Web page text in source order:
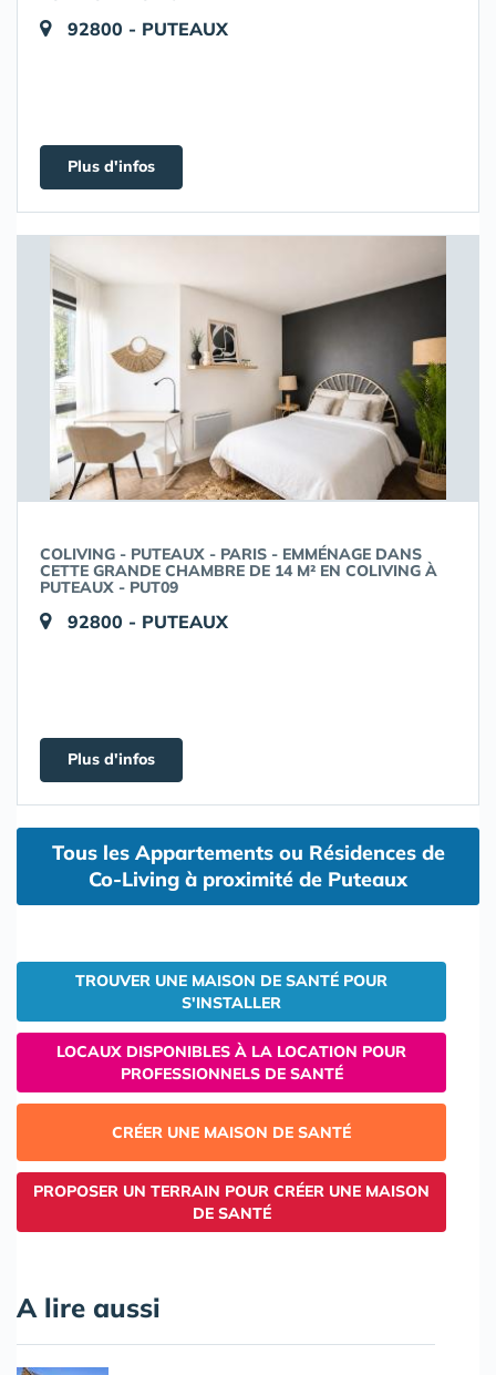
92800 - PUTEAUX
Plus d'infos
COLIVING - PUTEAUX - PARIS - EMMÉNAGE DANS
CETTE GRANDE CHAMBRE DE 14 M² EN COLIVING À
PUTEAUX - PUT09
92800 - PUTEAUX
Plus d'infos
Tous les Appartements ou Résidences de
Co-Living à proximité de Puteaux
TROUVER UNE MAISON DE SANTÉ POUR
S'INSTALLER
LOCAUX DISPONIBLES À LA LOCATION POUR
PROFESSIONNELS DE SANTÉ
CRÉER UNE MAISON DE SANTÉ
PROPOSER UN TERRAIN POUR CRÉER UNE MAISON
DE SANTÉ
A lire aussi